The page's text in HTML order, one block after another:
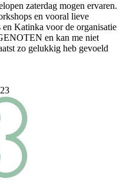
zaterdag mogen ervaren.
en vooral lieve
Katinka voor de organisatie
en kan me niet
zo gelukkig heb gevoeld